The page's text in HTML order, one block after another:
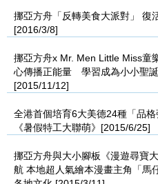
挪亞方舟「反轉美食大派對」 復
[2016/3/8]
挪亞方舟x Mr. Men Little Miss
心傳播正能量 學習成為小小聖
[2015/11/12]
全港首個培育6大美德24種「品
《暑假特工大聯萌》[2015/6/25]
挪亞方舟與大小腳板《漫遊尋寶
航 本地超人氣繪本漫畫主角「